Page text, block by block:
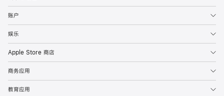
账户
娱乐
Apple Store 商店
商务应用
教育应用